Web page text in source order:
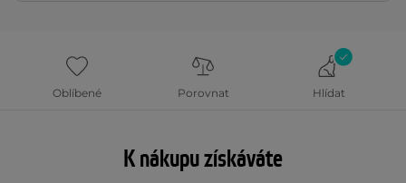
Oblíbené Porovnat Hlídat
K nákupu získáváte